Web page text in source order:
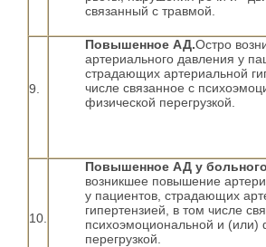
связанный с травмой.
9.
Повышенное АД.Остро
артериального давления у
страдающих артериальной
числе связанное с
физической перегрузкой.
10.
Повышенное АД у
возникшее повышение
у пациентов, страдающих
гипертензией, в том числе
психоэмоциональной и (или)
перегрузкой.